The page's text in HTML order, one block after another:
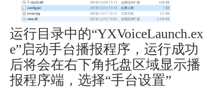
运行目录中的“YXVoiceLaunch.ex
e”启动手台播报程序，运行成功
后将会在右下角托盘区域显示播
报程序端，选择“手台设置”